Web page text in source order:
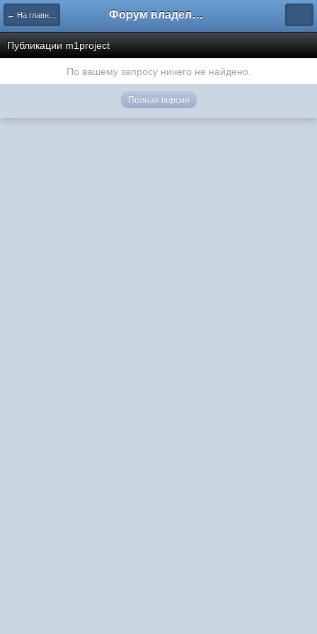
← На главную Форум владельцев интернет-магазинов
Публикации m1project
По вашему запросу ничего не найдено.
Полная версия